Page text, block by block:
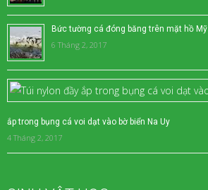
Bức tường cá đóng băng trên mặt hồ Mỹ
6 Tháng 2, 2017
ắp trong bụng cá voi dạt vào bờ biển Na Uy
4 Tháng 2, 2017